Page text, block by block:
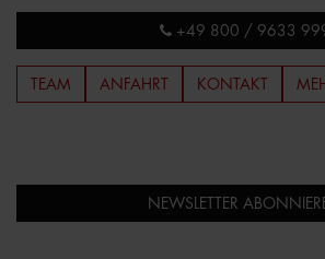
+49 800 / 9633
TEAM ANFAHRT KONTAKT
NEWSLETTER